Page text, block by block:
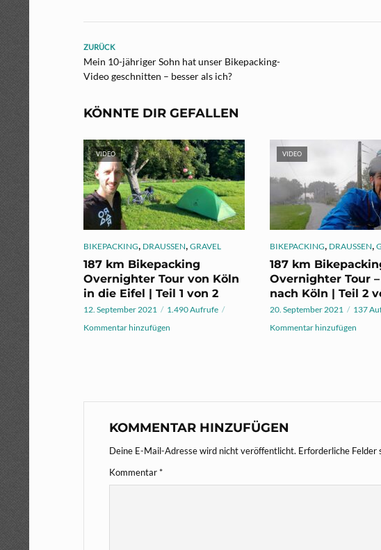
ZURÜCK
Mein 10-jähriger Sohn hat unser Bikepacking-
Video geschnitten – besser als ich?
KÖNNTE DIR GEFALLEN
VIDEO
BIKEPACKING, DRAUSSEN, GRAVEL
187 km Bikepacking
Overnighter Tour von Köln
in die Eifel | Teil 1 von 2
12. September 2021
1.490 Aufrufe
Kommentar hinzufügen
VIDEO
BIKEPACKING, DRAUSSEN,
187 km
Overnighter Tour
nach Köln | Teil 2
20. September 2021
137
Kommentar hinzufügen
KOMMENTAR HINZUFÜGEN
Deine E-Mail-Adresse wird nicht veröffentlicht. Erforderliche Felder
Kommentar*